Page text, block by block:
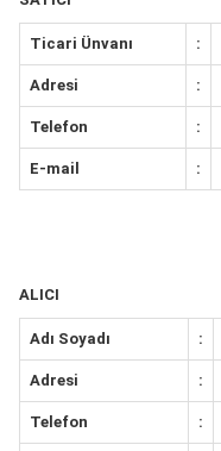
Ticari Ünvanı :
Adresi :
Telefon :
E-mail :
ALICI
Adı Soyadı :
Adresi :
Telefon :